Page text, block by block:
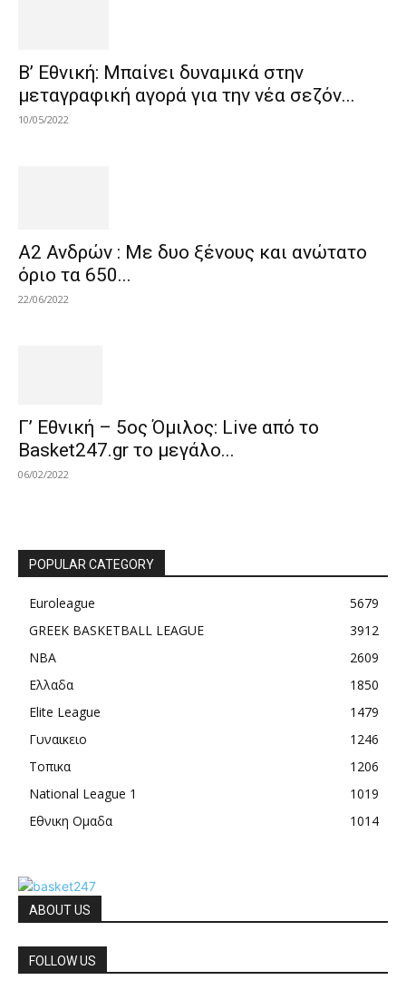
Β’ Εθνική: Μπαίνει δυναμικά στην
μεταγραφική αγορά για την νέα σεζόν...
10/05/2022
Α2 Ανδρών : Με δυο ξένους και ανώτατο
όριο τα 650...
22/06/2022
Γ’ Εθνική – 5ος Όμιλος: Live από το
Basket247.gr το μεγάλο...
06/02/2022
POPULAR CATEGORY
Euroleague
5679
GREEK BASKETBALL LEAGUE
3912
NBA
2609
Ελλαδα
1850
Elite League
1479
Γυναικειο
1246
Τοπικα
1206
National League 1
1019
Εθνικη Ομαδα
1014
ABOUT US
FOLLOW US